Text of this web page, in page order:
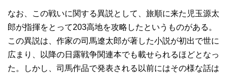
なお、この戦いに関する異説として、旅順に来た児玉源太
郎が指揮をとって203高地を攻略したというものがある。
この異説は、作家の司馬遼太郎が著した小説が初出で世に
広まり、以降の日露戦争関連本でも載せられるほどとなっ
た。しかし、司馬作品で発表される以前にはその様な話は